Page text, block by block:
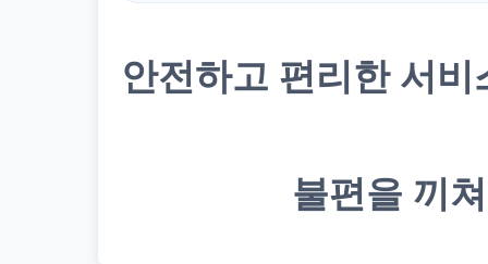
안전하고 편리한 서
불편을 끼